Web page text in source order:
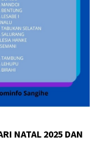
NATAL 2025 DAN